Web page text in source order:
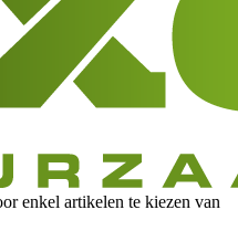
enkel artikelen te kiezen van